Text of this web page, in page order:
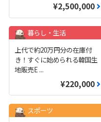
¥2,500,000
暮らし・生活
上代で約20万円分の在庫付
き！すぐに始められる韓国生
地販売E ...
¥220,000
スポーツ